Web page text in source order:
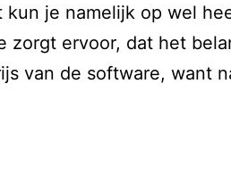
je namelijk op wel
zorgt ervoor, dat het
van de software, want